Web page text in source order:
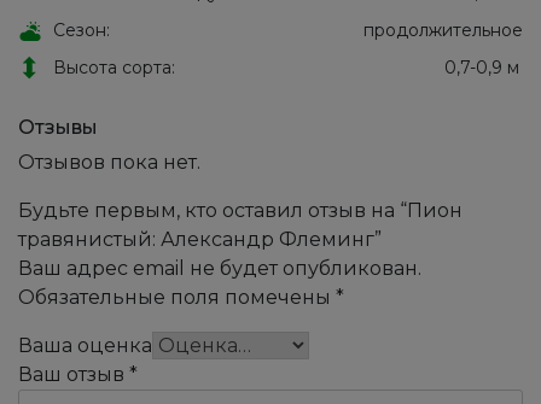
Сезон:
продолжительное
Высота сорта:
0,7-0,9 м
Отзывы
Отзывов пока нет.
Будьте первым, кто оставил отзыв на “Пион
травянистый: Александр Флеминг”
Ваш адрес email не будет опубликован.
Обязательные поля помечены *
Ваша оценка
Ваш отзыв *